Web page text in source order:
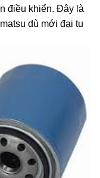
điều khiển. Đây là
dù mới đại tu